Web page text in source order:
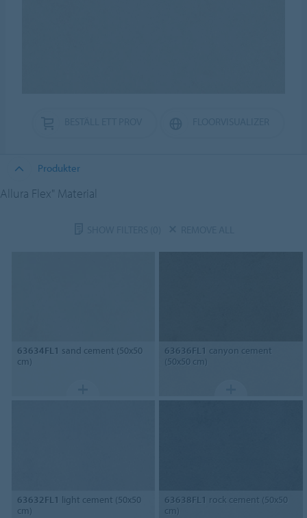
Produkter
Allura Flex" Material
63634FL1 sand cement (50x50
cm)
63636FL1 canyon cement
(50x50 cm)
63632FL1 light cement (50x50
cm)
63638FL1 rock cement (50x50
cm)